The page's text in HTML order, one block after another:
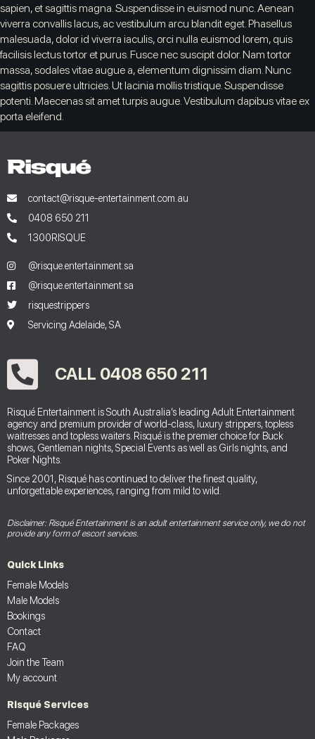
sapien, et sagittis magna. Suspendisse in euismod nunc. Aenean
viverra convallis lacus, ac vestibulum arcu blandit eget. Phasellus
malesuada, dolor id viverra iaculis, orci nulla euismod lorem, quis
facilisis lectus tortor et purus. Fusce nec suscipit dolor. Nam tortor
massa, sodales vitae augue a, elementum dignissim diam. Nunc
sagittis posuere ultricies. Ut lacinia mollis tristique. Suspendisse
potenti. Maecenas sit amet turpis augue. Vestibulum dapibus vitae ex
porta eleifend.
contact@risque-entertainment.com.au
0408 650 211
1300RISQUE
@risque.entertainment.sa
@risque.entertainment.sa
risquestrippers
Servicing Adelaide, SA
CALL 0408 650 211
Risqué Entertainment is South Australia’s leading Adult Entertainment
agency and premium provider of world-class, luxury strippers, topless
waitresses and topless waiters. Risqué is the premier choice for Buck
shows, Gentleman nights, Special Events as well as Girls nights, and
Poker Nights.
Since 2001, Risqué has continued to deliver the finest quality,
unforgettable experiences, ranging from mild to wild.
Disclaimer: Risqué Entertainment is an adult entertainment service only, we do not
provide any form of escort services.
Quick Links
Female Models
Male Models
Bookings
Contact
FAQ
Join the Team
My account
Risqué Services
Female Packages